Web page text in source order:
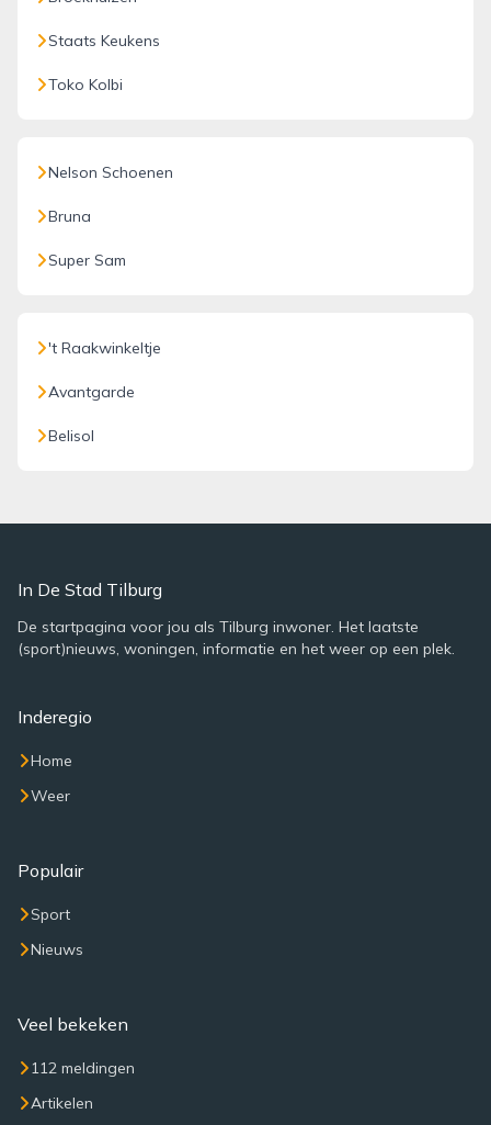
Staats Keukens
Toko Kolbi
Nelson Schoenen
Bruna
Super Sam
't Raakwinkeltje
Avantgarde
Belisol
In De Stad Tilburg
De startpagina voor jou als Tilburg inwoner. Het laatste
(sport)nieuws, woningen, informatie en het weer op een plek.
Inderegio
Home
Weer
Populair
Sport
Nieuws
Veel bekeken
112 meldingen
Artikelen